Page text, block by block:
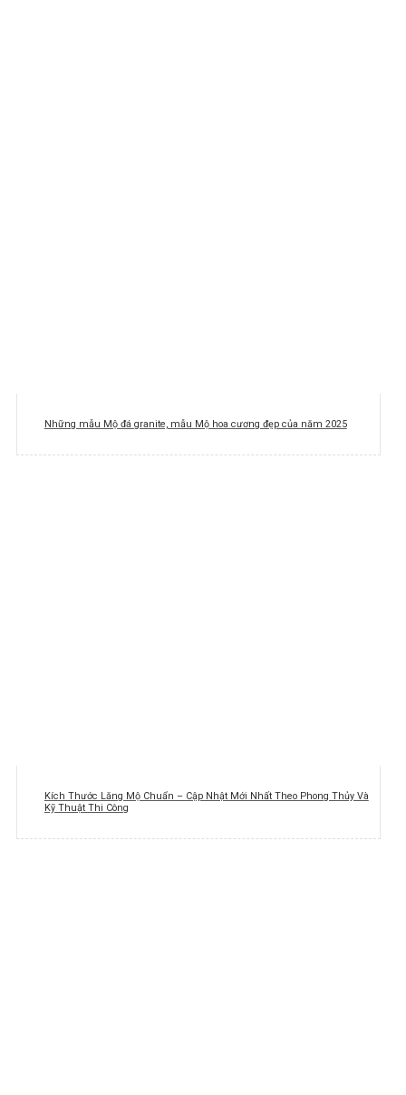
Những mẫu Mộ đá granite, mẫu Mộ hoa cương đẹp của năm 2025
Kích Thước Lăng Mộ Chuẩn – Cập Nhật Mới Nhất Theo Phong Thủy Và
Kỹ Thuật Thi Công